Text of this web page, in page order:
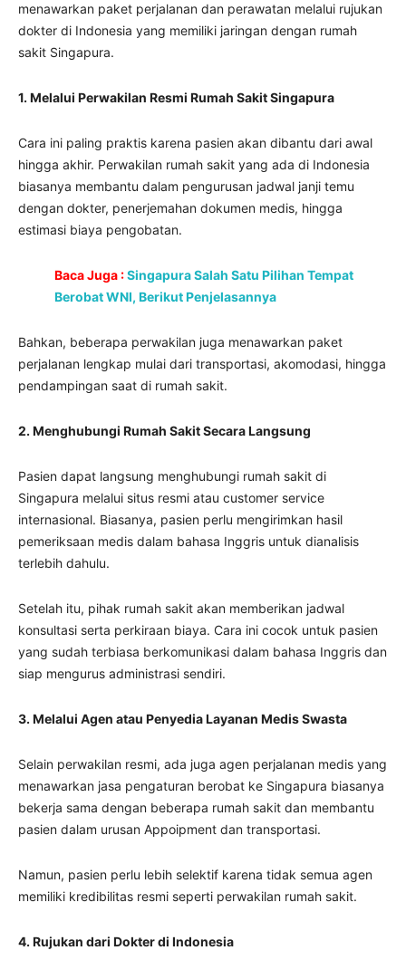
menawarkan paket perjalanan dan perawatan melalui rujukan
dokter di Indonesia yang memiliki jaringan dengan rumah
sakit Singapura.
1. Melalui Perwakilan Resmi Rumah Sakit Singapura
Cara ini paling praktis karena pasien akan dibantu dari awal
hingga akhir. Perwakilan rumah sakit yang ada di Indonesia
biasanya membantu dalam pengurusan jadwal janji temu
dengan dokter, penerjemahan dokumen medis, hingga
estimasi biaya pengobatan.
Baca Juga :Singapura Salah Satu Pilihan Tempat
Berobat WNI, Berikut Penjelasannya
Bahkan, beberapa perwakilan juga menawarkan paket
perjalanan lengkap mulai dari transportasi, akomodasi, hingga
pendampingan saat di rumah sakit.
2. Menghubungi Rumah Sakit Secara Langsung
Pasien dapat langsung menghubungi rumah sakit di
Singapura melalui situs resmi atau customer service
internasional. Biasanya, pasien perlu mengirimkan hasil
pemeriksaan medis dalam bahasa Inggris untuk dianalisis
terlebih dahulu.
Setelah itu, pihak rumah sakit akan memberikan jadwal
konsultasi serta perkiraan biaya. Cara ini cocok untuk pasien
yang sudah terbiasa berkomunikasi dalam bahasa Inggris dan
siap mengurus administrasi sendiri.
3. Melalui Agen atau Penyedia Layanan Medis Swasta
Selain perwakilan resmi, ada juga agen perjalanan medis yang
menawarkan jasa pengaturan berobat ke Singapura biasanya
bekerja sama dengan beberapa rumah sakit dan membantu
pasien dalam urusan Appoipment dan transportasi.
Namun, pasien perlu lebih selektif karena tidak semua agen
memiliki kredibilitas resmi seperti perwakilan rumah sakit.
4. Rujukan dari Dokter di Indonesia